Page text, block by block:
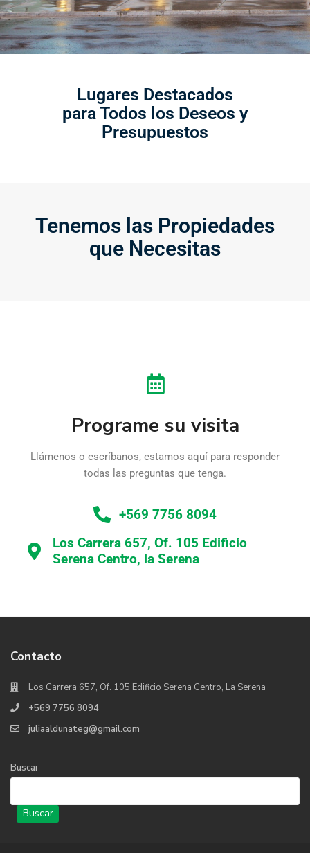
Lugares Destacados
para Todos los Deseos y
Presupuestos
Tenemos las Propiedades
que Necesitas
Programe su visita
Llámenos o escríbanos, estamos aquí para responder
todas las preguntas que tenga.
+569 7756 8094
Los Carrera 657, Of. 105 Edificio
Serena Centro, la Serena
Contacto
Los Carrera 657, Of. 105 Edificio Serena Centro, La Serena
+569 7756 8094
juliaaldunateg@gmail.com
Buscar
Buscar